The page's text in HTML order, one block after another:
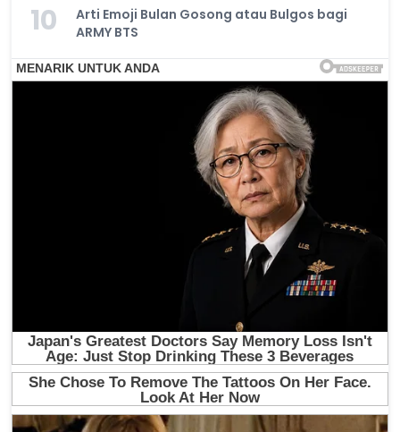
10
Arti Emoji Bulan Gosong atau Bulgos bagi
ARMY BTS